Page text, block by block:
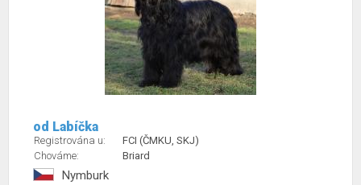
od Labíčka
Registrována u:
FCI (ČMKU, SKJ)
Chováme:
Briard
Nymburk